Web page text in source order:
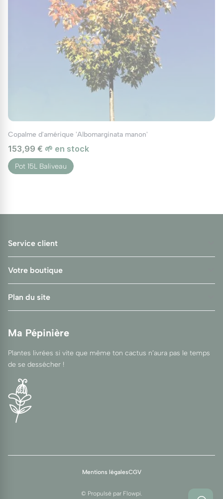
Copalme d'amérique 'Albomarginata manon'
153,99 € 🌱 en stock
Pot 15L Baliveau
Service client
Votre boutique
Plan du site
Ma Pépinière
Plantes livrées si vite que même ton cactus n’aura pas le temps
de se dessécher !
Mentions légalesCGV
© Propulsé par Flowpi